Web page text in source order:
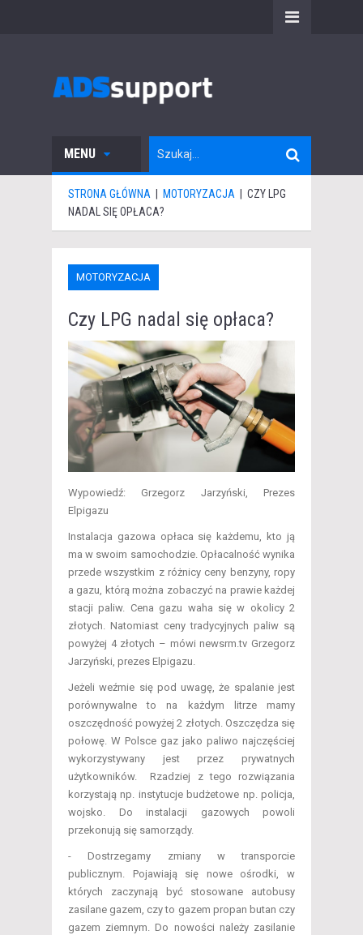
MENU
STRONA GŁÓWNA MOTORYZACJA
CZY LPG
NADAL SIĘ OPŁACA?
MOTORYZACJA
Czy LPG nadal się opłaca?
Wypowiedź: Grzegorz Jarzyński, Prezes
Elpigazu
Instalacja gazowa opłaca się każdemu, kto ją
ma w swoim samochodzie. Opłacalność wynika
przede wszystkim z różnicy ceny benzyny, ropy
a gazu, którą można zobaczyć na prawie każdej
stacji paliw. Cena gazu waha się w okolicy 2
złotych. Natomiast ceny tradycyjnych paliw są
powyżej 4 złotych – mówi newsrm.tv Grzegorz
Jarzyński, prezes Elpigazu.
Jeżeli weźmie się pod uwagę, że spalanie jest
porównywalne to na każdym litrze mamy
oszczędność powyżej 2 złotych. Oszczędza się
połowę. W Polsce gaz jako paliwo najczęściej
wykorzystywany jest przez prywatnych
użytkowników. Rzadziej z tego rozwiązania
korzystają np. instytucje budżetowe np. policja,
wojsko. Do instalacji gazowych powoli
przekonują się samorządy.
- Dostrzegamy zmiany w transporcie
publicznym. Pojawiają się nowe ośrodki, w
których zaczynają być stosowane autobusy
zasilane gazem, czy to gazem propan butan czy
gazem ziemnym. Do nowości należy zasilanie